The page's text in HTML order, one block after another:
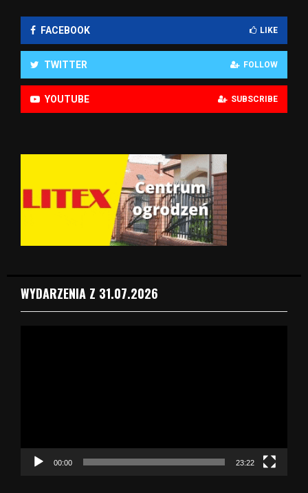
FACEBOOK LIKE
TWITTER FOLLOW
YOUTUBE SUBSCRIBE
WYDARZENIA Z 31.07.2026
c
00:00 23:22